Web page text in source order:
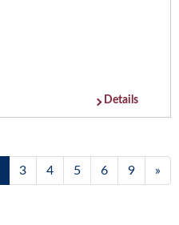
Details
3 4 5 6 9 »